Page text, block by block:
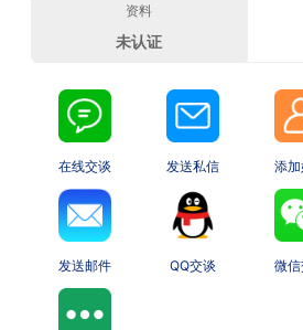
资料
未认证
在线交谈 发送私信 添
发送邮件 QQ交谈 微